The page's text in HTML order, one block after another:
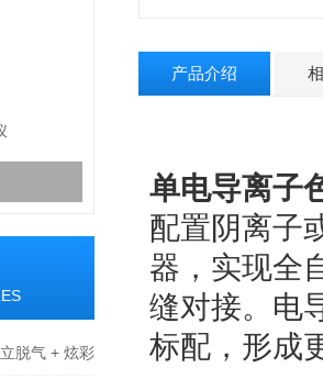
脱气 + 炫彩
产品介绍
单电导离子
配置阴离子
器，实现全
缝对接。电
标配，形成